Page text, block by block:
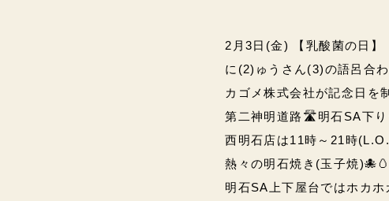
2月3日(金) 【乳酸菌の日】
に(2)ゅうさん(3)の語呂合
カゴメ株式会社が記念日を
第二神明道路🛣️明石SA下
西明石店は11時～21時
熱々の明石焼き(玉子焼
明石SA上下屋台ではホカホ